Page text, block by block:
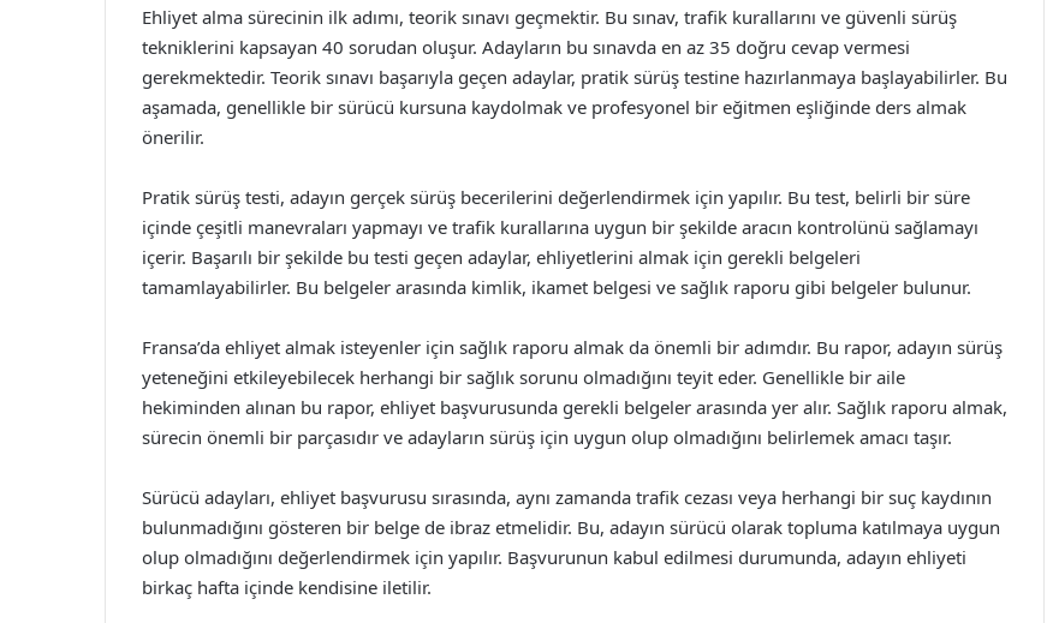
Ehliyet alma sürecinin ilk adımı, teorik sınavı geçmektir. Bu sınav, trafik kurallarını ve güvenli sürüş
tekniklerini kapsayan 40 sorudan oluşur. Adayların bu sınavda en az 35 doğru cevap vermesi
gerekmektedir. Teorik sınavı başarıyla geçen adaylar, pratik sürüş testine hazırlanmaya başlayabilirler. Bu
aşamada, genellikle bir sürücü kursuna kaydolmak ve profesyonel bir eğitmen eşliğinde ders almak
önerilir.
Pratik sürüş testi, adayın gerçek sürüş becerilerini değerlendirmek için yapılır. Bu test, belirli bir süre
içinde çeşitli manevraları yapmayı ve trafik kurallarına uygun bir şekilde aracın kontrolünü sağlamayı
içerir. Başarılı bir şekilde bu testi geçen adaylar, ehliyetlerini almak için gerekli belgeleri
tamamlayabilirler. Bu belgeler arasında kimlik, ikamet belgesi ve sağlık raporu gibi belgeler bulunur.
Fransa’da ehliyet almak isteyenler için sağlık raporu almak da önemli bir adımdır. Bu rapor, adayın sürüş
yeteneğini etkileyebilecek herhangi bir sağlık sorunu olmadığını teyit eder. Genellikle bir aile
hekiminden alınan bu rapor, ehliyet başvurusunda gerekli belgeler arasında yer alır. Sağlık raporu almak,
sürecin önemli bir parçasıdır ve adayların sürüş için uygun olup olmadığını belirlemek amacı taşır.
Sürücü adayları, ehliyet başvurusu sırasında, aynı zamanda trafik cezası veya herhangi bir suç kaydının
bulunmadığını gösteren bir belge de ibraz etmelidir. Bu, adayın sürücü olarak topluma katılmaya uygun
olup olmadığını değerlendirmek için yapılır. Başvurunun kabul edilmesi durumunda, adayın ehliyeti
birkaç hafta içinde kendisine iletilir.